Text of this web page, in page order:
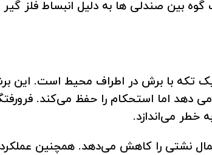
بین صندلی ها به دلیل انبساط فلز
تکه با برش در اطراف محیط است. این
دهد اما استحکام را حفظ می‌کند.
خطر می‌اندازد.
نشتی را کاهش می‌دهد. همچنین